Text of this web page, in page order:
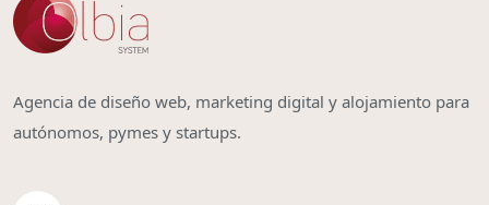
Agencia de diseño web, marketing digital y alojamiento para
autónomos, pymes y startups.